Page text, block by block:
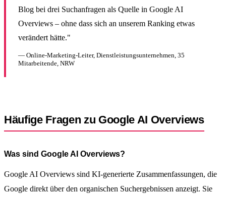
Blog bei drei Suchanfragen als Quelle in Google AI
Overviews – ohne dass sich an unserem Ranking etwas
verändert hätte."
— Online-Marketing-Leiter, Dienstleistungsunternehmen, 35
Mitarbeitende, NRW
Häufige Fragen zu Google AI Overviews
Was sind Google AI Overviews?
Google AI Overviews sind KI-generierte Zusammenfassungen, die
Google direkt über den organischen Suchergebnissen anzeigt. Sie